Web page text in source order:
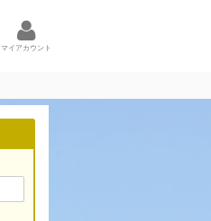
マイアカウント